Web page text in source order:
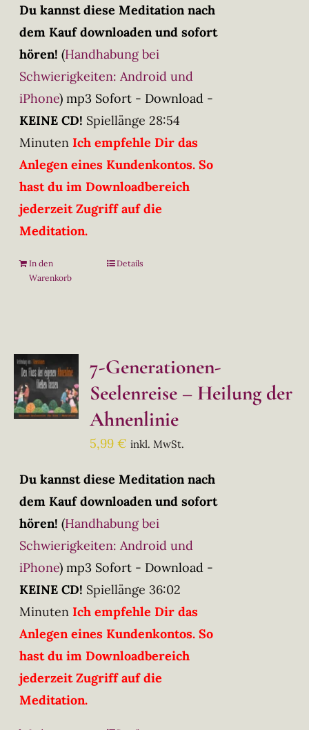
Du kannst diese Meditation nach
dem Kauf downloaden und sofort
hören! (Handhabung bei
Schwierigkeiten: Android und
iPhone) mp3 Sofort - Download -
KEINE CD! Spiellänge 28:54
Minuten Ich empfehle Dir das
Anlegen eines Kundenkontos. So
hast du im Downloadbereich
jederzeit Zugriff auf die
Meditation.
In den
Warenkorb
Details
7-Generationen-
Seelenreise – Heilung der
Ahnenlinie
5,99€ inkl. MwSt.
Du kannst diese Meditation nach
dem Kauf downloaden und sofort
hören! (Handhabung bei
Schwierigkeiten: Android und
iPhone) mp3 Sofort - Download -
KEINE CD! Spiellänge 36:02
Minuten Ich empfehle Dir das
Anlegen eines Kundenkontos. So
hast du im Downloadbereich
jederzeit Zugriff auf die
Meditation.